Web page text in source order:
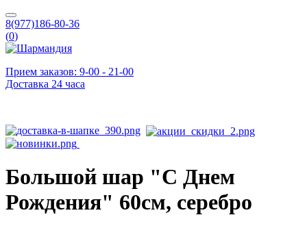
8(977)186-80-36
(0)
Прием заказов: 9-00 - 21-00
Доставка 24 часа
Большой шар "С Днем
Рождения" 60см, серебро